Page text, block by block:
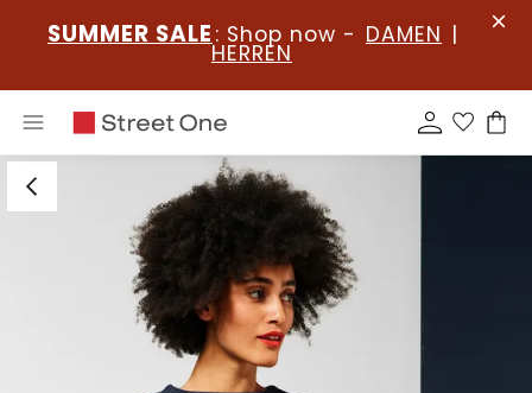
SUMMER SALE : Shop now - DAMEN |
HERREN